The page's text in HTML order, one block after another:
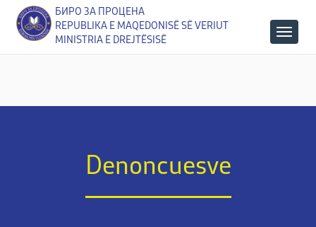
БИРО ЗА ПРОЦЕНА
REPUBLIKA E MAQEDONISË SË VERIUT
MINISTRIA E DREJTËSISË
Denoncuesve